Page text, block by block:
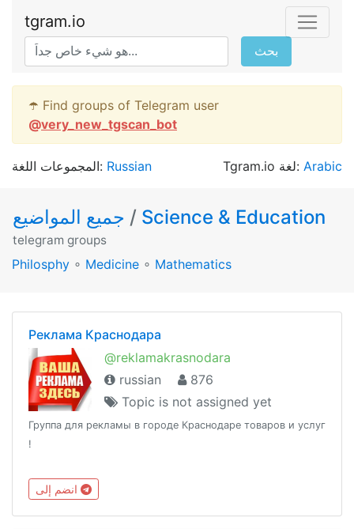
tgram.io
بحث
☂️ Find groups of Telegram user
@very_new_tgscan_bot
المجموعات اللغة: Russian Tgram.io لغة: Arabic
/ Science & Education
telegram groups
Philosphy ∘ Medicine ∘ Mathematics
Реклама Краснодара
@reklamakrasnodara
russian
876
Topic is not assigned yet
Группа для рекламы в городе Краснодаре товаров и услуг
!